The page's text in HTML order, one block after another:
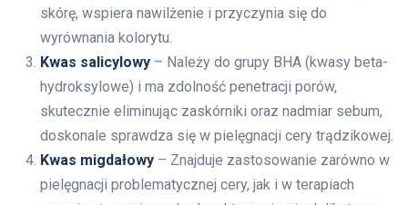
skórę, wspiera nawilżenie i przyczynia się do
wyrównania kolorytu.
Kwas salicylowy – Należy do grupy BHA (kwasy beta-
hydroksylowe) i ma zdolność penetracji porów,
skutecznie eliminując zaskórniki oraz nadmiar sebum,
doskonale sprawdza się w pielęgnacji cery trądzikowej.
Kwas migdałowy – Znajduje zastosowanie zarówno w
pielęgnacji problematycznej cery, jak i w terapiach